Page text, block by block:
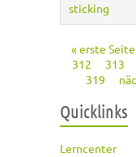
sticking
Seiten
« erste Seite
312
313
319
Quicklinks
Lerncenter